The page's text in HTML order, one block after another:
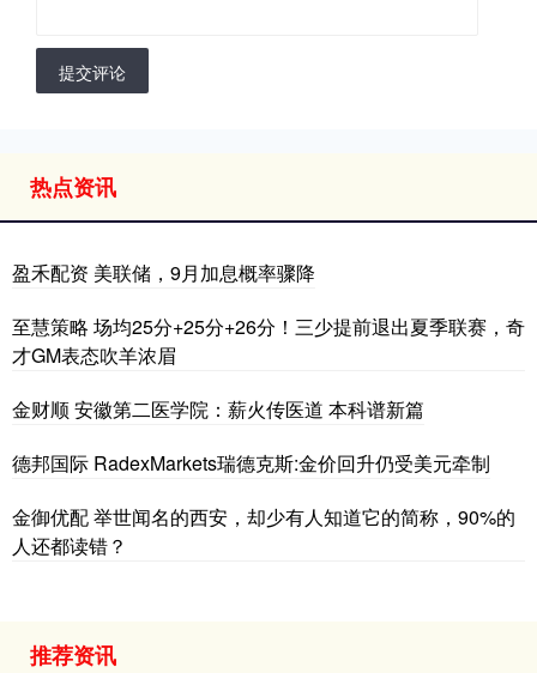
提交评论
热点资讯
盈禾配资 美联储，9月加息概率骤降
至慧策略 场均25分+25分+26分！三少提前退出夏季联赛，奇
才GM表态吹羊浓眉
金财顺 安徽第二医学院：薪火传医道 本科谱新篇
德邦国际 RadexMarkets瑞德克斯:金价回升仍受美元牵制
金御优配 举世闻名的西安，却少有人知道它的简称，90%的
人还都读错？
推荐资讯